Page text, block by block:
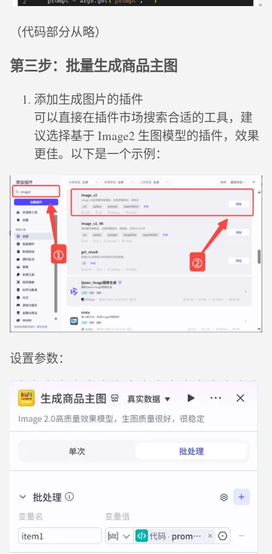
（代码部分从略）
第三步：批量生成商品主图
添加生成图片的插件
可以直接在插件市场搜索合适的工具，建
议选择基于 Image2 生图模型的插件，效果
更佳。以下是一个示例：
设置参数：